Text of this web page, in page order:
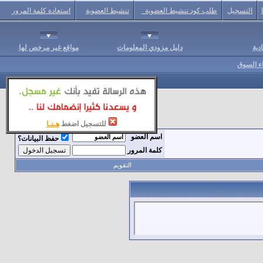
للتسجيل اضغط هـنـا
التسجيل طلب كود تنشيط العضوية تنشيط العضوية استعادة كلمة المرور
دليل مزودي المعلومات مواقع غير مرخص لها
السوق
اسم العضو
حفظ البيانات؟
كلمة المرور
التقويم